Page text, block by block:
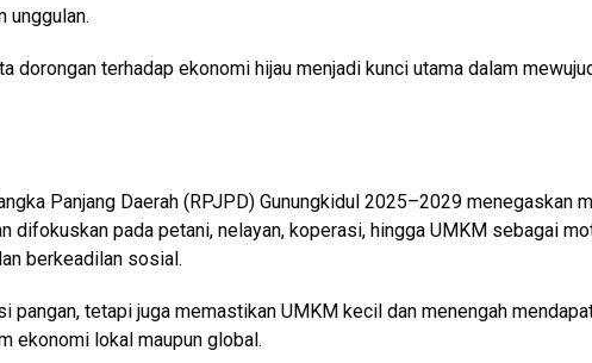
unggulan.
dorongan terhadap ekonomi hijau menjadi kunci utama dalam
Panjang Daerah (RPJPD) Gunungkidul 2025–2029 menegaskan
difokuskan pada petani, nelayan, koperasi, hingga UMKM sebagai
berkeadilan sosial.
pangan, tetapi juga memastikan UMKM kecil dan menengah
ekonomi lokal maupun global.